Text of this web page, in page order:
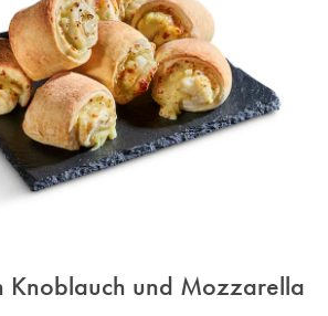
Knoblauch und Mozzarella